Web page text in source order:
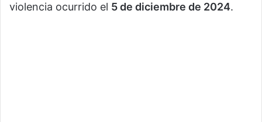
violencia ocurrido el 5 de diciembre de 2024.